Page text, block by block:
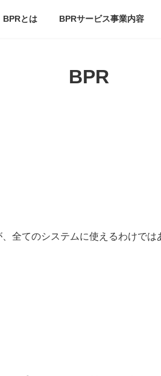
BPRとは BPRサービス事業内容
BPR
全てのシステムに使えるわけでは